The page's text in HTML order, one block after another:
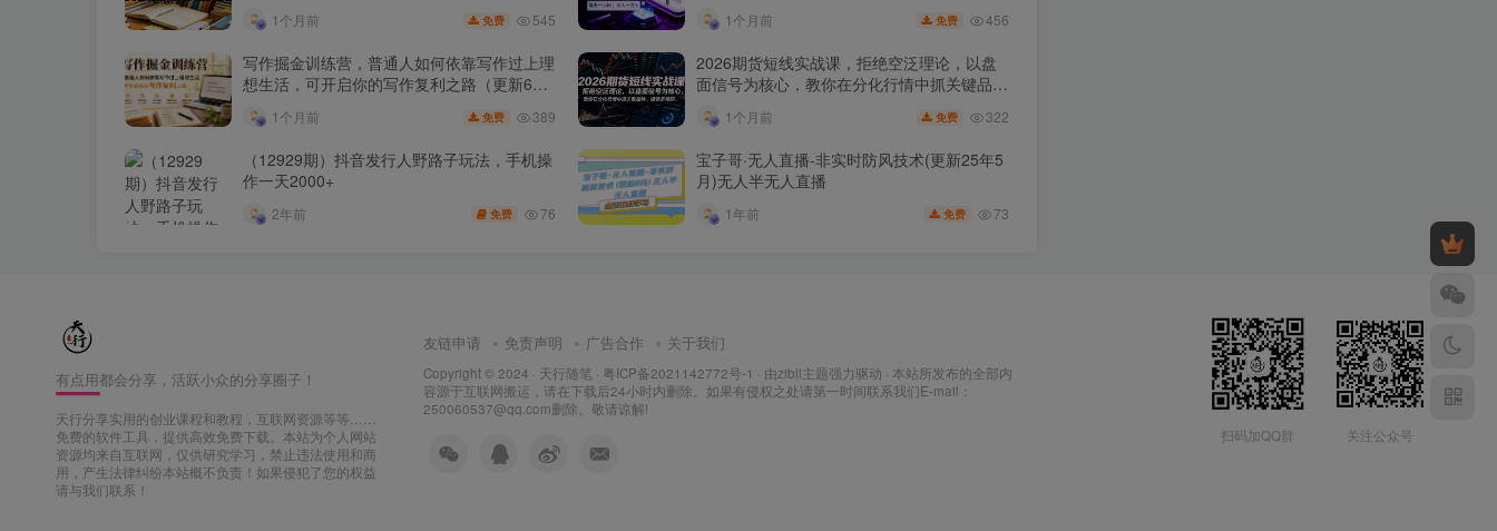
1个月前 免费 545 1个月前 免费 456
写作掘金训练营，普通人如何依靠写作过上理
想生活，可开启你的写作复利之路（更新6
月）
1个月前 免费 389
2026期货短线实战课，拒绝空泛理论，以盘
面信号为核心，教你在分化行情中抓关键品
种、避诱多陷阱
1个月前 免费 322
（12929期）抖音发行人野路子玩法，手机操
作一天2000+
2年前 免费 76
宝子哥·无人直播-非实时防风技术(更新25年5
月)无人半无人直播
1年前 免费 73
有点用都会分享，活跃小众的分享圈子！
天行分享实用的创业课程和教程，互联网资源等等……
免费的软件工具，提供高效免费下载。本站为个人网站
资源均来自互联网，仅供研究学习，禁止违法使用和商
用，产生法律纠纷本站概不负责！如果侵犯了您的权益
请与我们联系！
友链申请 免责声明 广告合作 关于我们
Copyright © 2024 · 天行随笔 · 粤ICP备2021142772号-1 · 由zibll主题强力驱动 · 本站所发布的全部内
容源于互联网搬运，请在下载后24小时内删除。如果有侵权之处请第一时间联系我们E-mail：
250060537@qq.com删除。敬请谅解!
扫码加QQ群
关注公众号